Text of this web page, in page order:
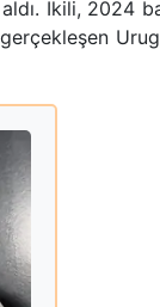
İkili, 2024